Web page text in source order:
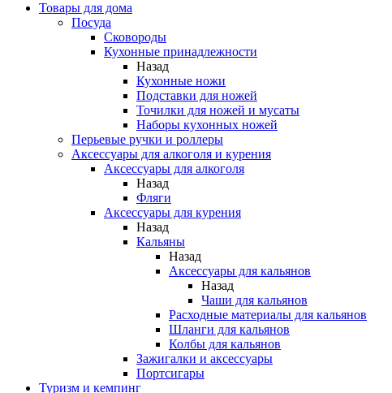
Товары для дома
Посуда
Сковороды
Кухонные принадлежности
Назад
Кухонные ножи
Подставки для ножей
Точилки для ножей и мусаты
Наборы кухонных ножей
Перьевые ручки и роллеры
Аксессуары для алкоголя и курения
Аксессуары для алкоголя
Назад
Фляги
Аксессуары для курения
Назад
Кальяны
Назад
Аксессуары для кальянов
Назад
Чаши для кальянов
Расходные материалы для кальянов
Шланги для кальянов
Колбы для кальянов
Зажигалки и аксессуары
Портсигары
Туризм и кемпинг